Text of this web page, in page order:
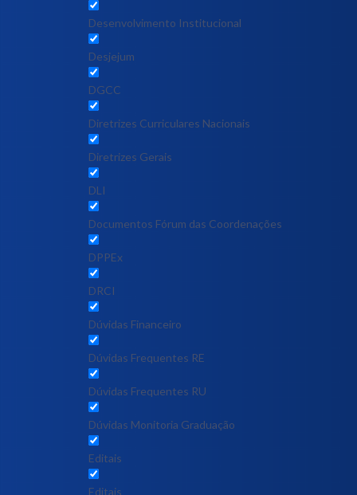
Desenvolvimento Institucional
Desjejum
DGCC
Diretrizes Curriculares Nacionais
Diretrizes Gerais
DLI
Documentos Fórum das Coordenações
DPPEx
DRCI
Dúvidas Financeiro
Dúvidas Frequentes RE
Dúvidas Frequentes RU
Dúvidas Monitoria Graduação
Editais
Editais